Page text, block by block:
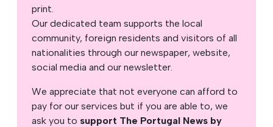
print.
Our dedicated team supports the local
community, foreign residents and visitors of all
nationalities through our newspaper, website,
social media and our newsletter.
We appreciate that not everyone can afford to
pay for our services but if you are able to, we
ask you to support The Portugal News by